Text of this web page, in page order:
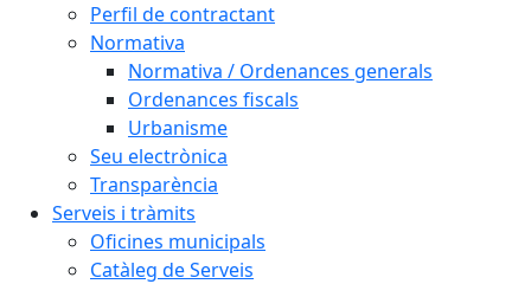
Perfil de contractant
Normativa
Normativa / Ordenances generals
Ordenances fiscals
Urbanisme
Seu electrònica
Transparència
Serveis i tràmits
Oficines municipals
Catàleg de Serveis